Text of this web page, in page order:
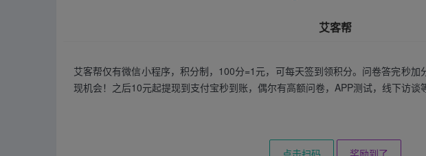
艾客帮
艾客帮仅有微信小程序，积分制，100分=1元，可每天签到领积分。问卷答完秒
现机会！之后10元起提现到支付宝秒到账，偶尔有高额问卷，APP测试，线下访谈
点击扫码 奖励到了